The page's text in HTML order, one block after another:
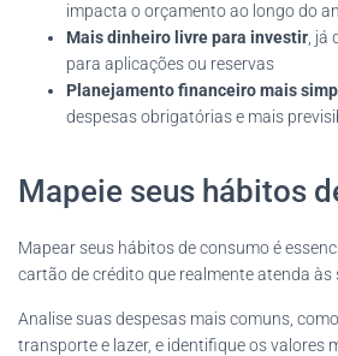
impacta o orçamento ao longo do
Mais dinheiro livre para investir ,
para aplicações ou reservas
Planejamento financeiro mais
despesas obrigatórias e mais
Mapeie seus hábitos
Mapear seus hábitos de consumo é
cartão de crédito que realmente atenda às
Analise suas despesas mais comuns,
transporte e lazer, e identifique os valores